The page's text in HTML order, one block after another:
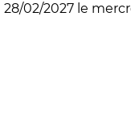
02/2027 le